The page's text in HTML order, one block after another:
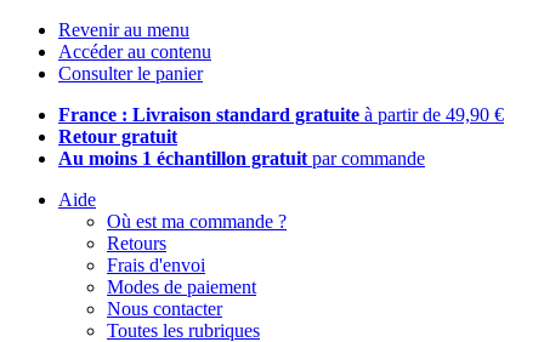
Revenir au menu
Accéder au contenu
Consulter le panier
France : Livraison standard gratuite à partir de 49,90 €
Retour gratuit
Au moins 1 échantillon gratuit par commande
Aide
Où est ma commande ?
Retours
Frais d'envoi
Modes de paiement
Nous contacter
Toutes les rubriques